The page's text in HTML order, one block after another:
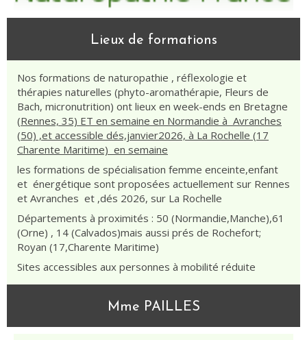
Lieux de formations
Nos formations de naturopathie , réflexologie et
thérapies naturelles (phyto-aromathérapie, Fleurs de
Bach, micronutrition) ont lieux en week-ends en Bretagne
(Rennes, 35) ET en semaine en Normandie à Avranches
(50) ,et accessible dés,janvier2026, à La Rochelle (17
Charente Maritime) en semaine
les formations de spécialisation femme enceinte,enfant
et énergétique sont proposées actuellement sur Rennes
et Avranches et ,dés 2026, sur La Rochelle
Départements à proximités : 50 (Normandie,Manche),61
(Orne) , 14 (Calvados)mais aussi prés de Rochefort;
Royan (17,Charente Maritime)
Sites accessibles aux personnes à mobilité réduite
Mme PAILLES